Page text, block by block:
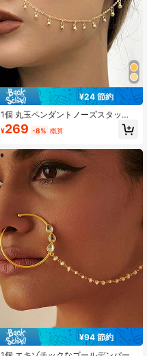
¥24 節約
1個 丸玉ペンダントノーズスタッ
ド、sweet punk クリップオンノーズ
リング ピアス レトロスタイルノーズ
¥269 -8% 概算
¥94 節約